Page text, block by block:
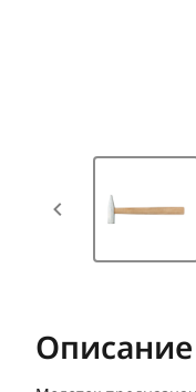
Описание